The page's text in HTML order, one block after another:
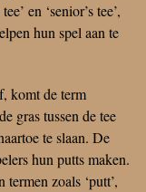
en ‘senior’s tee’,
hun spel aan te
komt de term
gras tussen de tee
te slaan. De
hun putts maken.
zoals ‘putt’,